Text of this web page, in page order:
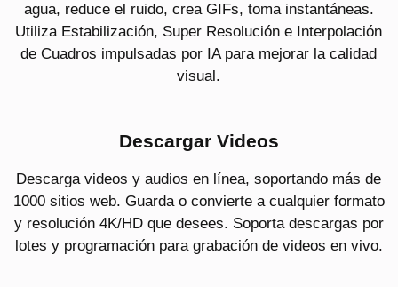
agua, reduce el ruido, crea GIFs, toma instantáneas.
Utiliza Estabilización, Super Resolución e Interpolación
de Cuadros impulsadas por IA para mejorar la calidad
visual.
Descargar Videos
Descarga videos y audios en línea, soportando más de
1000 sitios web. Guarda o convierte a cualquier formato
y resolución 4K/HD que desees. Soporta descargas por
lotes y programación para grabación de videos en vivo.